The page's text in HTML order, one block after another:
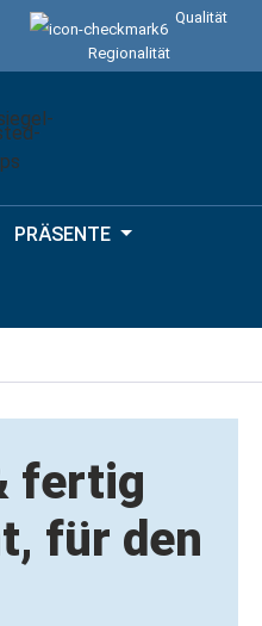
Qualität
Regionalität
PRÄSENTE
fertig
für den